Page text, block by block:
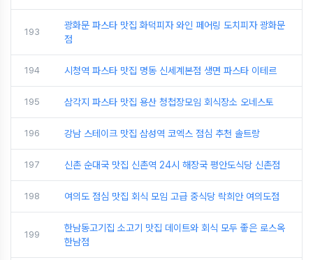
193
광화문 파스타 맛집 화덕피자 와인 페어링 도치피자 광화문
점
194 시청역 파스타 맛집 명동 신세계본점 생면 파스타 이테르
195 삼각지 파스타 맛집 용산 청첩장모임 회식장소 오네스토
196 강남 스테이크 맛집 삼성역 코엑스 점심 추천 솔트랑
197 신촌 순대국 맛집 신촌역 24시 해장국 평안도식당 신촌점
198 여의도 점심 맛집 회식 모임 고급 중식당 락희안 여의도점
199
한남동고기집 소고기 맛집 데이트와 회식 모두 좋은 로스옥
한남점